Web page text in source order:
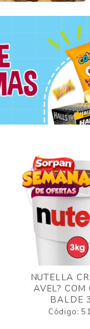
NUTELLA
AVEL? COM
BALDE
Código: